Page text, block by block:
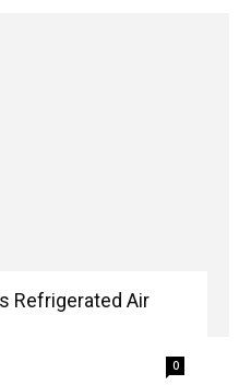
Refrigerated Air
0